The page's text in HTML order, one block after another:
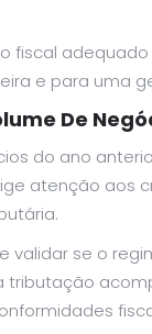
fiscal
e para uma
De
do ano
atenção aos
validar se o
tributação